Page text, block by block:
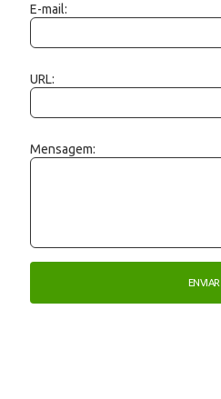
E-mail:
URL:
Mensagem: